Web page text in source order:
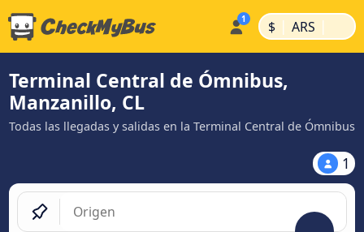
$ | ARS |
Terminal Central de Ómnibus,
Manzanillo, CL
Todas las llegadas y salidas en la Terminal Central de Ómnibus
1